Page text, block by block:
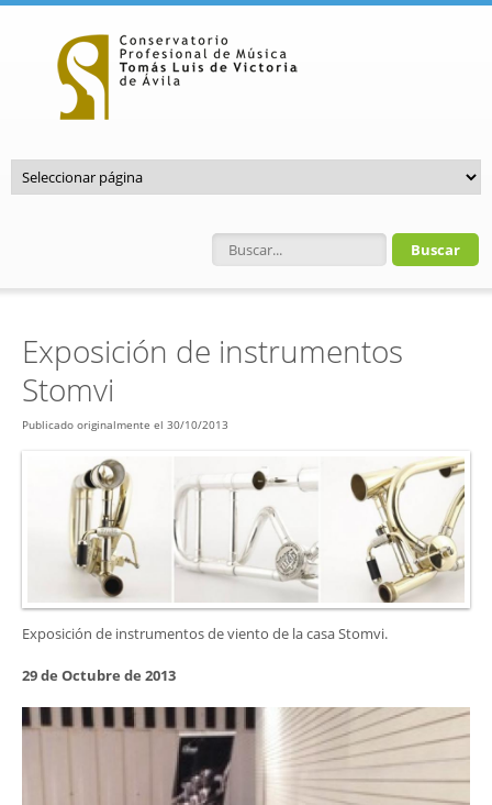
Formulario de búsqueda
Exposición de instrumentos
Stomvi
Publicado originalmente el 30/10/2013
Exposición de instrumentos de viento de la casa Stomvi.
29 de Octubre de 2013